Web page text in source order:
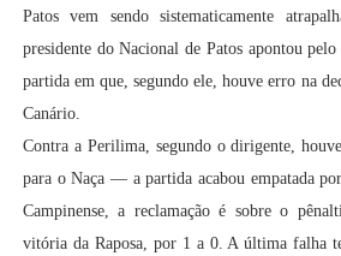
Patos vem sendo sistematicamente
presidente do Nacional de Patos apontou
partida em que, segundo ele, houve erro na
Canário.
Contra a Perilima, segundo o dirigente,
para o Naça — a partida acabou empatada
Campinense, a reclamação é sobre o
vitória da Raposa, por 1 a 0. A última falha